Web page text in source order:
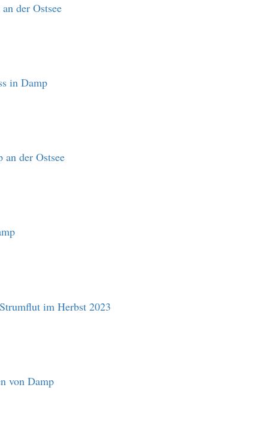
der Ostsee
in Damp
der Ostsee
im Herbst 2023
von Damp